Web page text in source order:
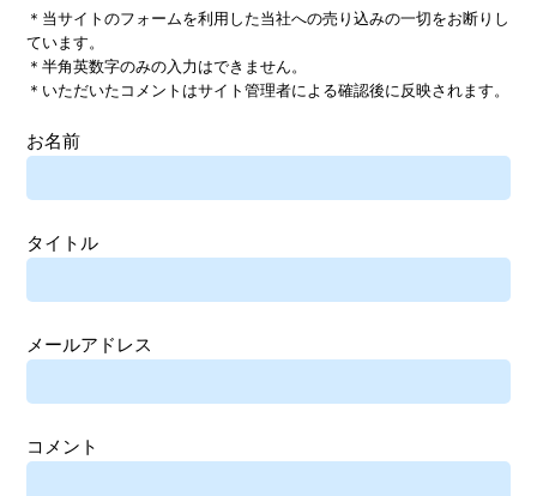
＊当サイトのフォームを利用した当社への売り込みの一切をお断りし
ています。
＊半角英数字のみの入力はできません。
＊いただいたコメントはサイト管理者による確認後に反映されます。
お名前
タイトル
メールアドレス
コメント